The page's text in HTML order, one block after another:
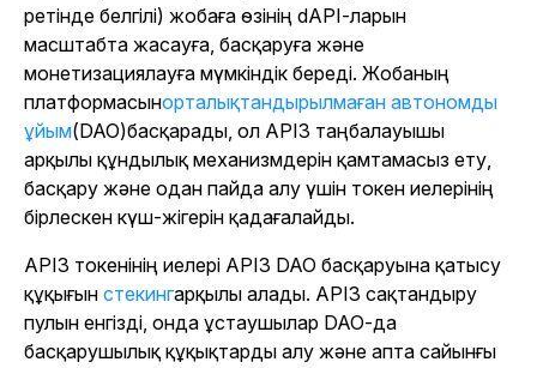
ретінде белгілі) жобаға өзінің dAPI-ларын
масштабта жасауға, басқаруға және
монетизациялауға мүмкіндік береді. Жобаның
платформасынорталықтандырылмаған автономды
ұйым(DAO)басқарады, ол API3 таңбалауышы
арқылы құндылық механизмдерін қамтамасыз ету,
басқару және одан пайда алу үшін токен иелерінің
бірлескен күш-жігерін қадағалайды.
API3 токенінің иелері API3 DAO басқаруына қатысу
құқығын стекингарқылы алады. API3 сақтандыру
пулын енгізді, онда ұстаушылар DAO-да
басқарушылық құқықтарды алу және апта сайынғы